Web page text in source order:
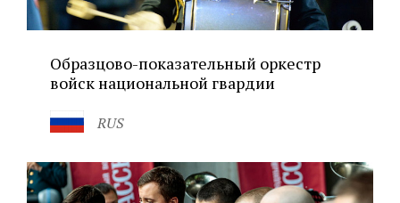
Образцово-показательный оркестр
войск национальной гвардии
RUS